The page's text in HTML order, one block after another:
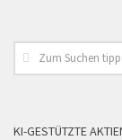
KI-GESTÜTZTE